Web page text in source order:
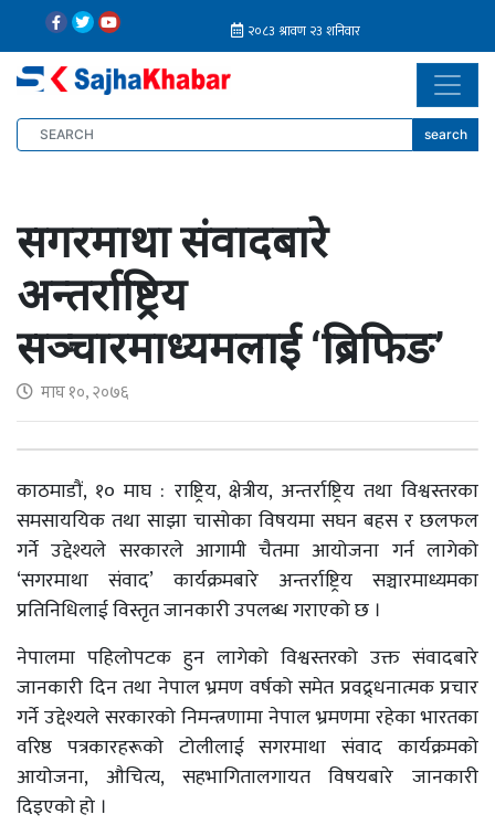
search
सगरमाथा संवादबारे
अन्तर्राष्ट्रिय
सञ्चारमाध्यमलाई ‘ब्रिफिङ’
माघ १०, २०७६
काठमाडौं, १० माघ : राष्ट्रिय, क्षेत्रीय, अन्तर्राष्ट्रिय तथा विश्वस्तरका
समसाययिक तथा साझा चासोका विषयमा सघन बहस र छलफल
गर्ने उद्देश्यले सरकारले आगामी चैतमा आयोजना गर्न लागेको
‘सगरमाथा संवाद’ कार्यक्रमबारे अन्तर्राष्ट्रिय सञ्चारमाध्यमका
प्रतिनिधिलाई विस्तृत जानकारी उपलब्ध गराएको छ ।
नेपालमा पहिलोपटक हुन लागेको विश्वस्तरको उक्त संवादबारे
जानकारी दिन तथा नेपाल भ्रमण वर्षको समेत प्रवद्र्धनात्मक प्रचार
गर्ने उद्देश्यले सरकारको निमन्त्रणामा नेपाल भ्रमणमा रहेका भारतका
वरिष्ठ पत्रकारहरूको टोलीलाई सगरमाथा संवाद कार्यक्रमको
आयोजना, औचित्य, सहभागितालगायत विषयबारे जानकारी
दिइएको हो ।